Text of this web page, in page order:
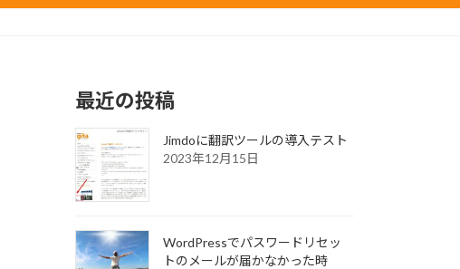
最近の投稿
Jimdoに翻訳ツールの導入テスト
2023年12月15日
WordPressでパスワードリセッ
トのメールが届かなかった時